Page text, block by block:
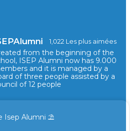
1,022 Les plus aimées
from the beginning of the
ISEP Alumni now has 9.000
and it is managed by a
of three people assisted by a
of 12 people
Isep Alumni ⛱️